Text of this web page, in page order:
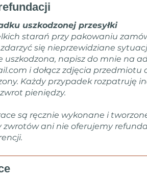
uszkodzonej przesyłki
starań przy pakowaniu
się nieprzewidziane
napisz do mnie na
i dołącz zdjęcia przedmiotu
Każdy przypadek rozpatruję
pieniędzy.
są ręcznie wykonane i
zwrotów ani nie oferujemy